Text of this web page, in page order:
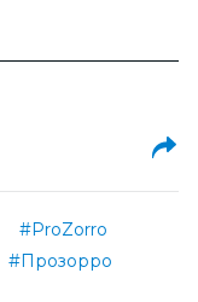
#ProZorro
#Прозорро